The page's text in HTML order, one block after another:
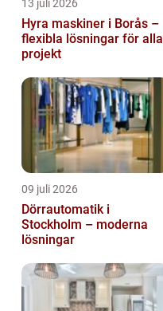
13 juli 2026
Hyra maskiner i Borås –
flexibla lösningar för alla
projekt
09 juli 2026
Dörrautomatik i
Stockholm – moderna
lösningar